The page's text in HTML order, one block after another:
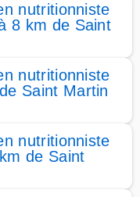
nutritionniste
8 km de Saint
nutritionniste
Saint Martin
nutritionniste
de Saint